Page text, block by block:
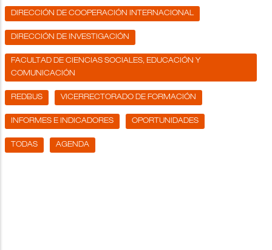
DIRECCIÓN DE COOPERACIÓN INTERNACIONAL
DIRECCIÓN DE INVESTIGACIÓN
FACULTAD DE CIENCIAS SOCIALES, EDUCACIÓN Y
COMUNICACIÓN
REDBUS VICERRECTORADO DE FORMACIÓN
INFORMES E INDICADORES OPORTUNIDADES
TODAS AGENDA